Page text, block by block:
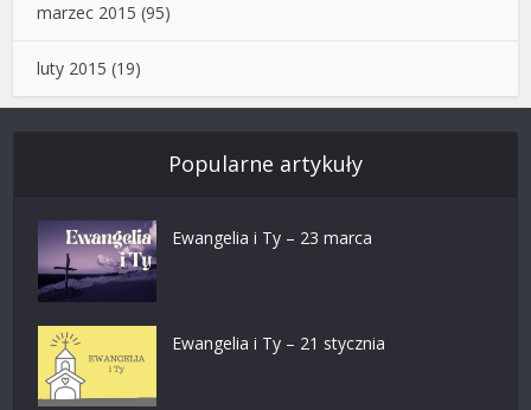
marzec 2015 (95)
luty 2015 (19)
Popularne artykuły
Ewangelia i Ty – 23 marca
Ewangelia i Ty – 21 stycznia